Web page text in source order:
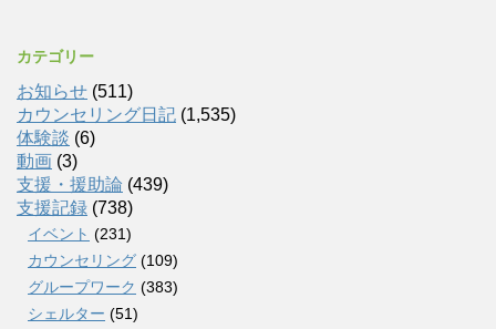
カテゴリー
お知らせ (511)
カウンセリング日記 (1,535)
体験談 (6)
動画 (3)
支援・援助論 (439)
支援記録 (738)
イベント (231)
カウンセリング (109)
グループワーク (383)
シェルター (51)